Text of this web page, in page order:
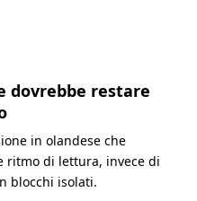
dovrebbe restare
in olandese che
ritmo di lettura, invece di
blocchi isolati.